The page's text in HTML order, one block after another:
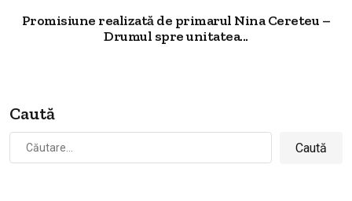
Promisiune realizată de primarul Nina Cereteu –
Drumul spre unitatea...
Caută
după: